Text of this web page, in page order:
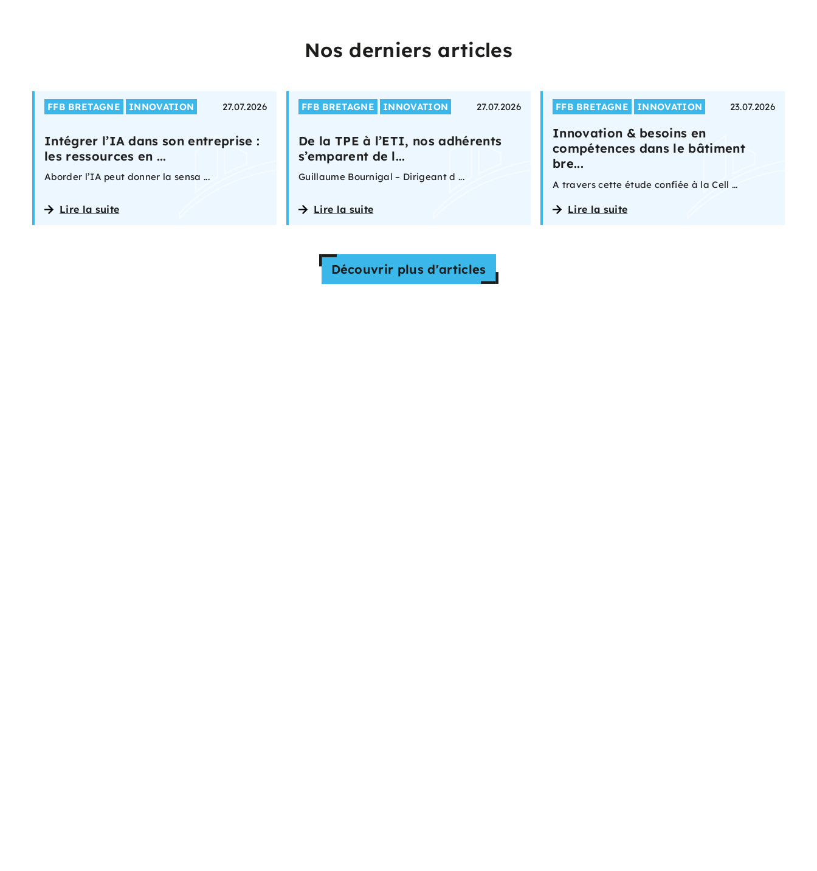
Nos derniers articles
FFB BRETAGNE INNOVATION 27.07.2026
Intégrer l’IA dans son entreprise :
les ressources en ...
Aborder l’IA peut donner la sensa ...
Lire la suite
FFB BRETAGNE INNOVATION 27.07.2026
De la TPE à l’ETI, nos adhérents
s’emparent de l...
Guillaume Bournigal – Dirigeant d ...
Lire la suite
FFB BRETAGNE INNOVATION 23.07.2026
Innovation & besoins en
compétences dans le bâtiment
bre...
A travers cette étude confiée à la Cell ...
Lire la suite
Découvrir plus d'articles